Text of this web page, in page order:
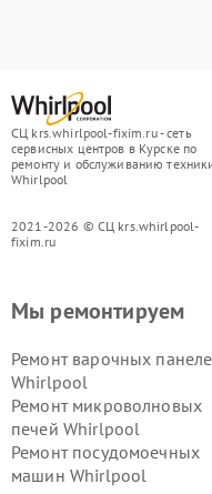
СЦ krs.whirlpool-fixim.ru - сеть
сервисных центров в Курске по
ремонту и обслуживанию
Whirlpool
2021-2026 © СЦ krs.whirlpool-
fixim.ru
Мы ремонтируем
Ремонт варочных
Whirlpool
Ремонт микроволновых
печей Whirlpool
Ремонт посудомоечных
машин Whirlpool